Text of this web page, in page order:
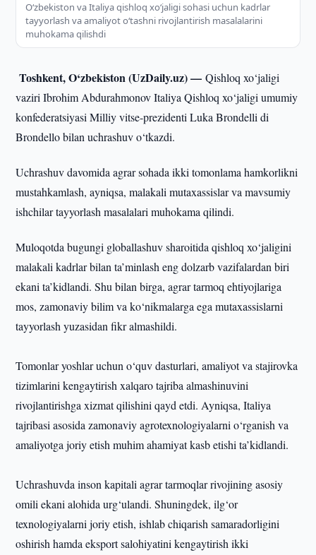
Oʻzbekiston va Italiya qishloq xoʻjaligi sohasi uchun kadrlar
tayyorlash va amaliyot oʻtashni rivojlantirish masalalarini
muhokama qilishdi
Toshkent, O‘zbekiston (UzDaily.uz) —Qishloq xo‘jaligi
vaziri Ibrohim Abdurahmonov Italiya Qishloq xo‘jaligi umumiy
konfederatsiyasi Milliy vitse-prezidenti Luka Brondelli di
Brondello bilan uchrashuv o‘tkazdi.
Uchrashuv davomida agrar sohada ikki tomonlama hamkorlikni
mustahkamlash, ayniqsa, malakali mutaxassislar va mavsumiy
ishchilar tayyorlash masalalari muhokama qilindi.
Muloqotda bugungi globallashuv sharoitida qishloq xo‘jaligini
malakali kadrlar bilan ta’minlash eng dolzarb vazifalardan biri
ekani ta’kidlandi. Shu bilan birga, agrar tarmoq ehtiyojlariga
mos, zamonaviy bilim va ko‘nikmalarga ega mutaxassislarni
tayyorlash yuzasidan fikr almashildi.
Tomonlar yoshlar uchun o‘quv dasturlari, amaliyot va stajirovka
tizimlarini kengaytirish xalqaro tajriba almashinuvini
rivojlantirishga xizmat qilishini qayd etdi. Ayniqsa, Italiya
tajribasi asosida zamonaviy agrotexnologiyalarni o‘rganish va
amaliyotga joriy etish muhim ahamiyat kasb etishi ta’kidlandi.
Uchrashuvda inson kapitali agrar tarmoqlar rivojining asosiy
omili ekani alohida urg‘ulandi. Shuningdek, ilg‘or
texnologiyalarni joriy etish, ishlab chiqarish samaradorligini
oshirish hamda eksport salohiyatini kengaytirish ikki